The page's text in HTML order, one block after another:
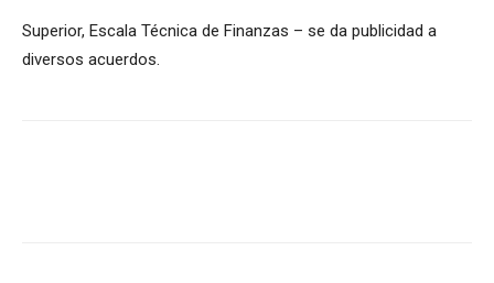
Superior, Escala Técnica de Finanzas – se da publicidad a
diversos acuerdos.